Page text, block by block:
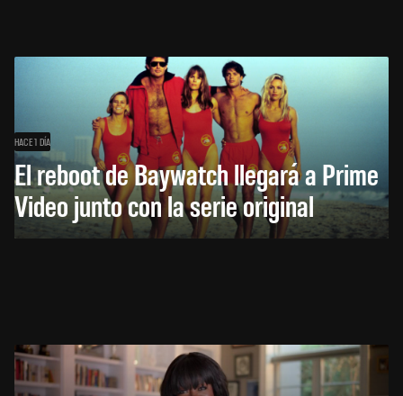
HACE 1 DÍA
El reboot de Baywatch llegará a Prime
Video junto con la serie original